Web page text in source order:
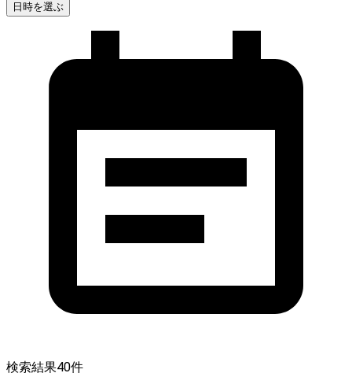
日時を選ぶ
検索結果40件